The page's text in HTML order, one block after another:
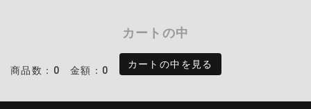
カートの中
商品数：0 金額：0
カートの中を見る